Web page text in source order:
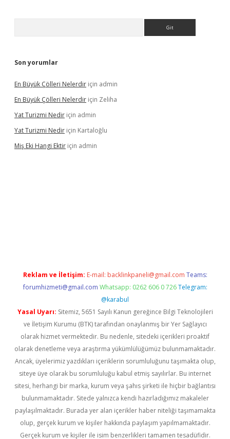
Son yorumlar
En Büyük Çölleri Nelerdir için admin
En Büyük Çölleri Nelerdir için Zeliha
Yat Turizmi Nedir için admin
Yat Turizmi Nedir için Kartaloğlu
Miş Eki Hangi Ektir için admin
Reklam ve İletişim: E-mail: backlinkpaneli@gmail.com Teams:
forumhizmeti@gmail.com Whatsapp: 0262 606 0 726 Telegram:
@karabul
Yasal Uyarı: Sitemiz, 5651 Sayılı Kanun gereğince Bilgi Teknolojileri
ve İletişim Kurumu (BTK) tarafından onaylanmış bir Yer Sağlayıcı
olarak hizmet vermektedir. Bu nedenle, sitedeki içerikleri proaktif
olarak denetleme veya araştırma yükümlülüğümüz bulunmamaktadır.
Ancak, üyelerimiz yazdıkları içeriklerin sorumluluğunu taşımakta olup,
siteye üye olarak bu sorumluluğu kabul etmiş sayılırlar. Bu internet
sitesi, herhangi bir marka, kurum veya şahıs şirketi ile hiçbir bağlantısı
bulunmamaktadır. Sitede yalnızca kendi hazırladığımız makaleler
paylaşılmaktadır. Burada yer alan içerikler haber niteliği taşımamakta
olup, gerçek kurum ve kişiler hakkında paylaşım yapılmamaktadır.
Gerçek kurum ve kişiler ile isim benzerlikleri tamamen tesadüfidir.